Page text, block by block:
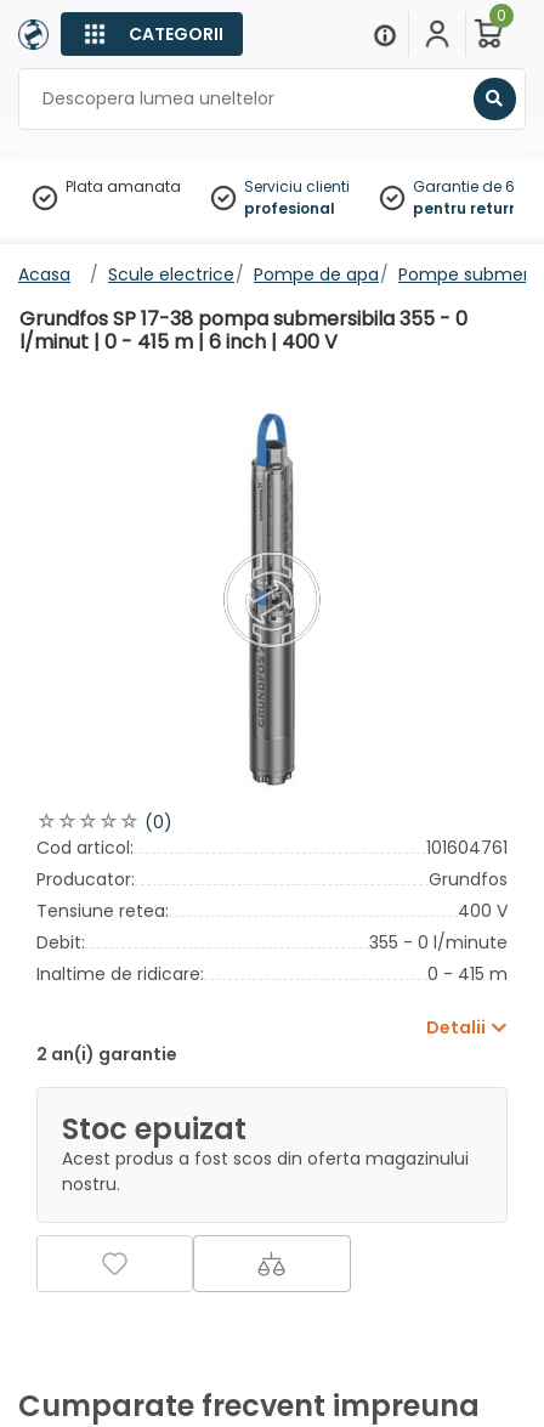
CATEGORII
0
Plata amanata
Serviciu clienti
profesional
Garantie de 60
pentru
Acasa Scule electrice Pompe de apa Pompe
Grundfos SP 17-38 pompa submersibila 355 - 0
l/minut | 0 - 415 m | 6 inch | 400 V
(0)
Cod articol:
101604761
Producator:
Grundfos
Tensiune retea:
400 V
Debit:
355 - 0 l/minute
Inaltime de ridicare:
0 - 415 m
Detalii
2 an(i) garantie
Stoc epuizat
Acest produs a fost scos din oferta magazinului
nostru.
Cumparate frecvent impreuna